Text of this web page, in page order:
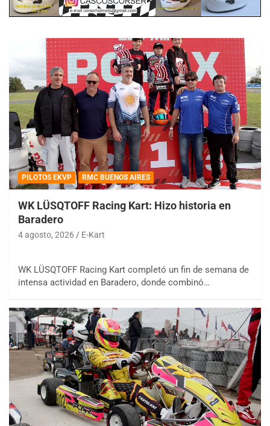
PILOTOS EKVP RMC BUENOS AIRES
WK LÜSQTOFF Racing Kart: Hizo historia en
Baradero
4 agosto, 2026 E-Kart
WK LÜSQTOFF Racing Kart completó un fin de semana de
intensa actividad en Baradero, donde combinó…